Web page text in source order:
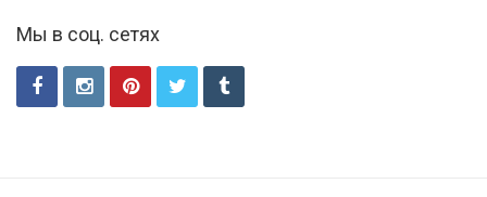
Мы в соц. сетях